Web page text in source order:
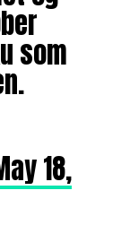
som
18,